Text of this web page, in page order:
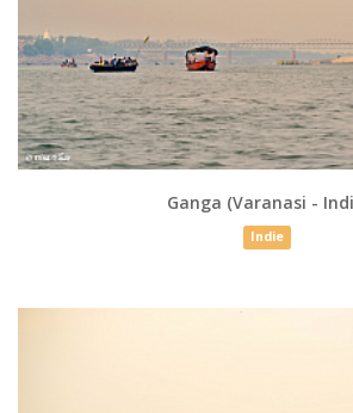
Ganga (Varanasi -
Indie